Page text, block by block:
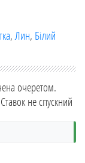
,Лин, Білий
очеретом.
не спускний